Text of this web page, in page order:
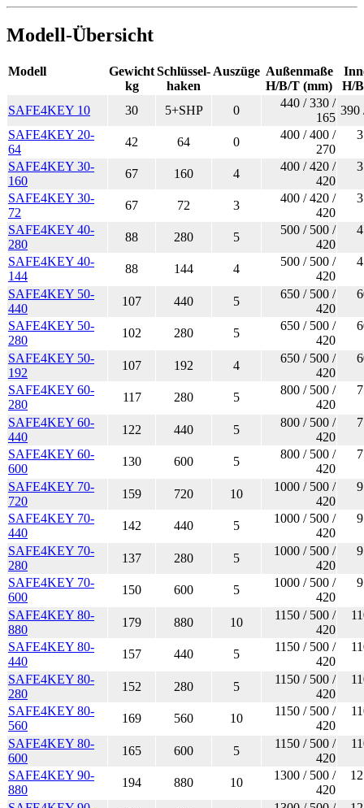
Modell-Übersicht
Modell
Gewicht
kg
Schlüssel-
haken
Auszüge Außenmaße
H/B/T (mm)
H/
SAFE4KEY 10
30 5+SHP 0
440 / 330 /
165
390
SAFE4KEY 20-
64
42 64 0
400 / 400 /
270
SAFE4KEY 30-
160
67 160 4
400 / 420 /
420
SAFE4KEY 30-
72
67 72 3
400 / 420 /
420
SAFE4KEY 40-
280
88 280 5
500 / 500 /
420
SAFE4KEY 40-
144
88 144 4
500 / 500 /
420
SAFE4KEY 50-
440
107 440 5
650 / 500 /
420
SAFE4KEY 50-
280
102 280 5
650 / 500 /
420
SAFE4KEY 50-
192
107 192 4
650 / 500 /
420
SAFE4KEY 60-
280
117 280 5
800 / 500 /
420
SAFE4KEY 60-
440
122 440 5
800 / 500 /
420
SAFE4KEY 60-
600
130 600 5
800 / 500 /
420
SAFE4KEY 70-
720
159 720 10
1000 / 500 /
420
SAFE4KEY 70-
440
142 440 5
1000 / 500 /
420
SAFE4KEY 70-
280
137 280 5
1000 / 500 /
420
SAFE4KEY 70-
600
150 600 5
1000 / 500 /
420
SAFE4KEY 80-
880
179 880 10
1150 / 500 /
420
SAFE4KEY 80-
440
157 440 5
1150 / 500 /
420
SAFE4KEY 80-
280
152 280 5
1150 / 500 /
420
SAFE4KEY 80-
560
169 560 10
1150 / 500 /
420
SAFE4KEY 80-
600
165 600 5
1150 / 500 /
420
SAFE4KEY 90-
880
194 880 10
1300 / 500 /
420